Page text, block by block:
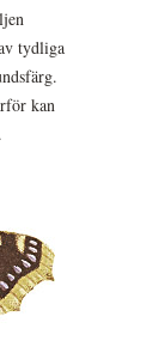
tydliga
kan